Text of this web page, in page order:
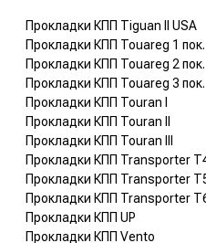
Прокладки КПП Tiguan II USA
Прокладки КПП Touareg 1 пок.
Прокладки КПП Touareg 2 пок.
Прокладки КПП Touareg 3 пок.
Прокладки КПП Touran I
Прокладки КПП Touran II
Прокладки КПП Touran III
Прокладки КПП Transporter
Прокладки КПП Transporter
Прокладки КПП Transporter
Прокладки КПП UP
Прокладки КПП Vento